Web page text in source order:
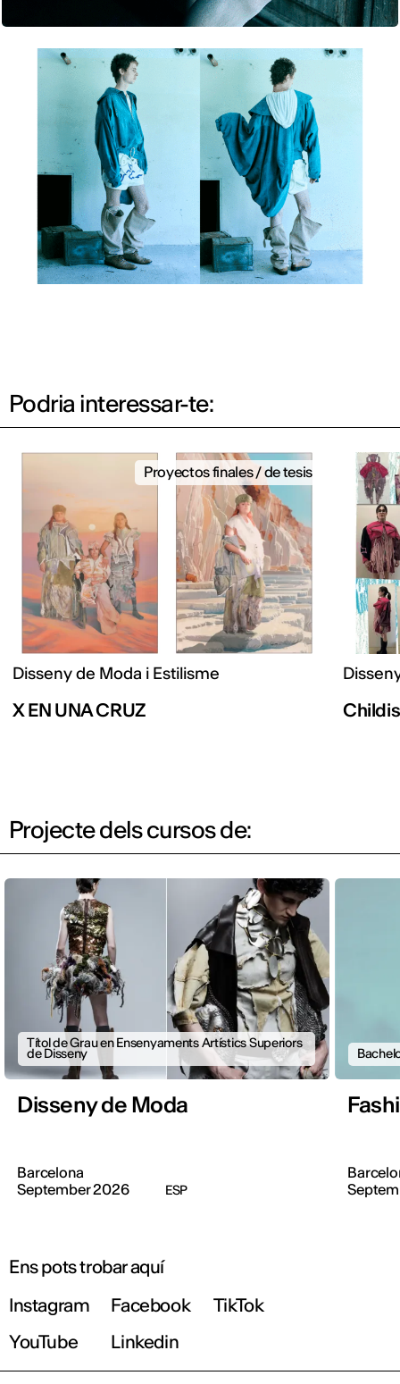
Podria interessar-te:
Disseny de Moda i Estilisme
Proyectos finales / de tesis
X EN UNA CRUZ
Projecte dels cursos de:
Títol de Grau en Ensenyaments Artístics Superiors
de Disseny
Disseny de Moda
Barcelona
September 2026
ESP
Ens pots trobar aquí
Instagram
Facebook
TikTok
YouTube
Linkedin